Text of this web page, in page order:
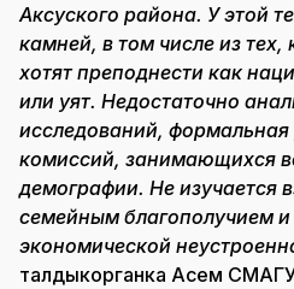
Аксуского района. У этой
камней, в том числе из
хотят преподнести как
или уят. Недостаточно
исследований,
комиссий, занимающихся
демографии. Не изучается
семейным благополучием
экономической
талдыкорганка Асем